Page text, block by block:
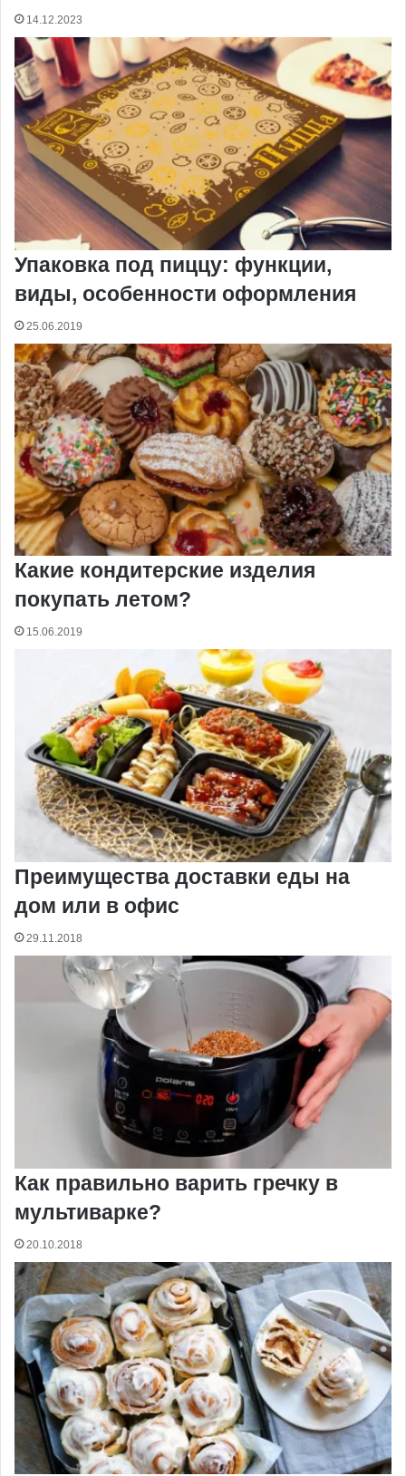
14.12.2023
Упаковка под пиццу: функции,
виды, особенности оформления
25.06.2019
Какие кондитерские изделия
покупать летом?
15.06.2019
Преимущества доставки еды на
дом или в офис
29.11.2018
Как правильно варить гречку в
мультиварке?
20.10.2018